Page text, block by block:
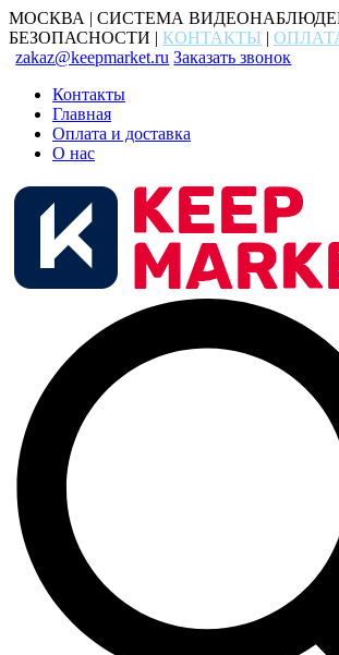
МОСКВА | СИСТЕМА
БЕЗОПАСНОСТИ | КОНТАКТЫ |
zakaz@keepmarket.ru Заказать звонок
Контакты
Главная
Оплата и доставка
О нас